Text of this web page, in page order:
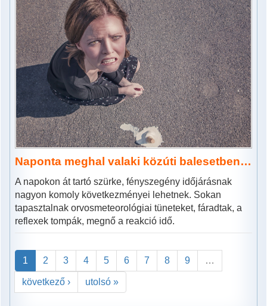
Naponta meghal valaki közúti balesetben…
A napokon át tartó szürke, fényszegény időjárásnak
nagyon komoly következményei lehetnek. Sokan
tapasztalnak orvosmeteorológiai tüneteket, fáradtak, a
reflexek tompák, megnő a reakció idő.
1 2 3 4 5 6 7 8 9 …
következő › utolsó »